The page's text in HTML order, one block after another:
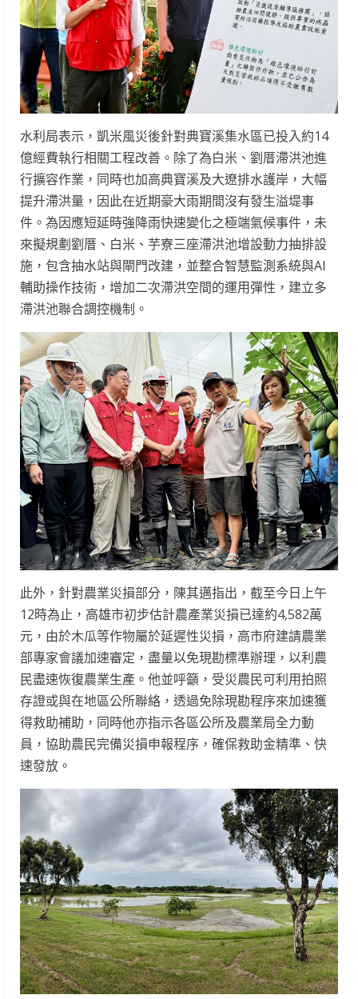
水利局表示，凱米風災後針對典寶溪集水區已投入約14
億經費執行相關工程改善。除了為白米、劉厝滯洪池進
行擴容作業，同時也加高典寶溪及大遼排水護岸，大幅
提升滯洪量，因此在近期豪大雨期間沒有發生溢堤事
件。為因應短延時強降雨快速變化之極端氣候事件，未
來擬規劃劉厝、白米、芋寮三座滯洪池增設動力抽排設
施，包含抽水站與閘門改建，並整合智慧監測系統與AI
輔助操作技術，增加二次滯洪空間的運用彈性，建立多
滯洪池聯合調控機制。
此外，針對農業災損部分，陳其邁指出，截至今日上午
12時為止，高雄市初步估計農產業災損已達約4,582萬
元，由於木瓜等作物屬於延遲性災損，高市府建請農業
部專家會議加速審定，盡量以免現勘標準辦理，以利農
民盡速恢復農業生產。他並呼籲，受災農民可利用拍照
存證或與在地區公所聯絡，透過免除現勘程序來加速獲
得救助補助，同時他亦指示各區公所及農業局全力動
員，協助農民完備災損申報程序，確保救助金精準、快
速發放。